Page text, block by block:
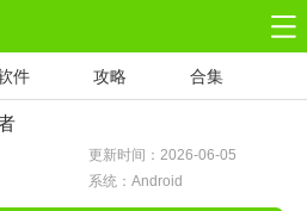
件 攻略 合集
更新时间：2026-06-05
系统：Android